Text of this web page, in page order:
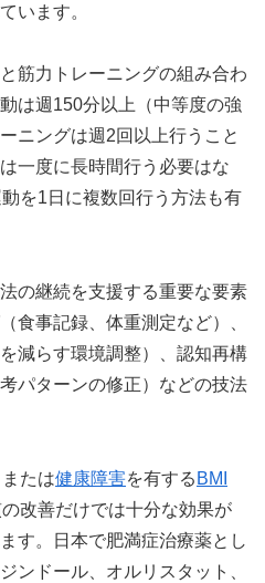
います。
筋力トレーニングの組み合わ
は週150分以上（中等度の強
ニングは週2回以上行うこと
一度に長時間行う必要はな
を1日に複数回行う方法も有
の継続を支援する重要な要素
食事記録、体重測定など）、
減らす環境調整）、認知再構
パターンの修正）などの技法
たは健康障害を有する BMI
改善だけでは十分な効果が
す。日本で肥満症治療薬とし
ンドール、オルリスタット、